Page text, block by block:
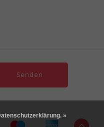
Senden
»